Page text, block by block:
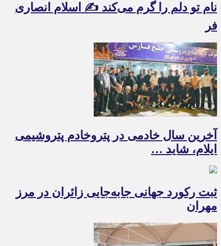
نام تو دلم را گرم می‌کند ✍️ اسلام انصاری
فر
آخرین سال خادمی در پتروخادم پتروشیمی
ایلام، شاید …
ثبت رکورد جهانی جابه‌جایی زائران در مرز
مهران